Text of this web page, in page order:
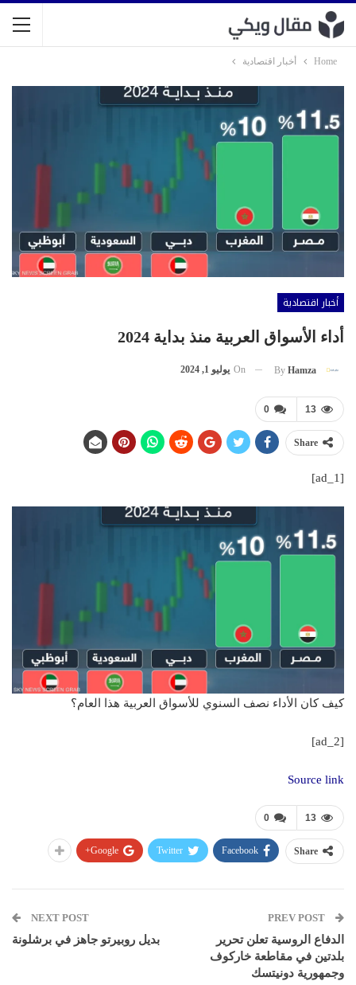
Home أخبار اقتصادية
أخبار اقتصادية
أداء الأسواق العربية منذ بداية 2024
By Hamza
On يوليو 1, 2024
0 13
Share
[ad_1]
كيف كان الأداء نصف السنوي للأسواق العربية هذا العام؟
[ad_2]
Source link
0 13
Share
Facebook
Twitter
Google+
الدفاع الروسية تعلن تحرير
بلدتين في مقاطعة خاركوف
وجمهورية دونيتسك
NEXT POST
بديل روبيرتو جاهز في برشلونة